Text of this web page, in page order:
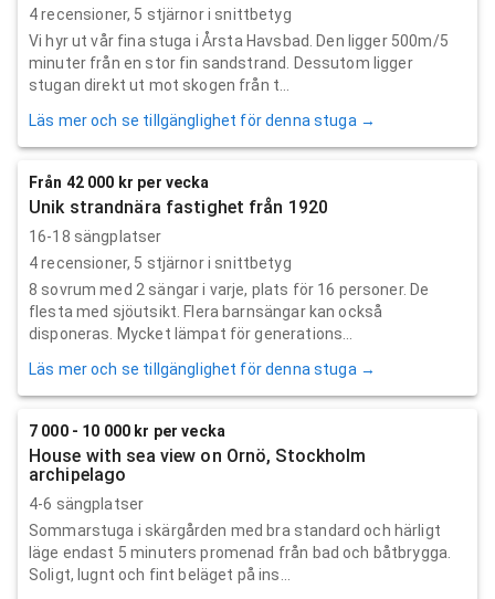
4recensioner, 5 stjärnor i snittbetyg
Vi hyr ut vår fina stuga i Årsta Havsbad. Den ligger 500m/5
minuter från en stor fin sandstrand. Dessutom ligger
stugan direkt ut mot skogen från t...
Läs mer och se tillgänglighet för denna stuga →
Från 42 000 kr per vecka
Unik strandnära fastighet från 1920
16-18 sängplatser
4recensioner, 5 stjärnor i snittbetyg
8 sovrum med 2 sängar i varje, plats för 16 personer. De
flesta med sjöutsikt. Flera barnsängar kan också
disponeras. Mycket lämpat för generations...
Läs mer och se tillgänglighet för denna stuga →
7 000 - 10 000 kr per vecka
House with sea view on Ornö, Stockholm
archipelago
4-6 sängplatser
Sommarstuga i skärgården med bra standard och härligt
läge endast 5 minuters promenad från bad och båtbrygga.
Soligt, lugnt och fint beläget på ins...